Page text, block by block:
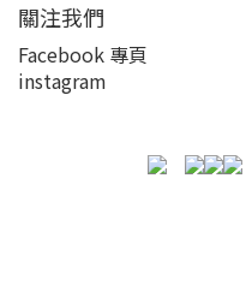
關注我們
Facebook 專頁
instagram